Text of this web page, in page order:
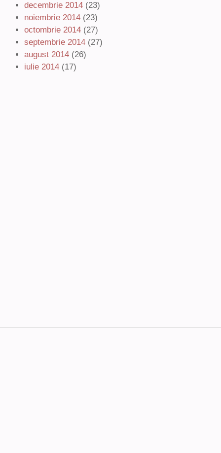
decembrie 2014 (23)
noiembrie 2014 (23)
octombrie 2014 (27)
septembrie 2014 (27)
august 2014 (26)
iulie 2014 (17)